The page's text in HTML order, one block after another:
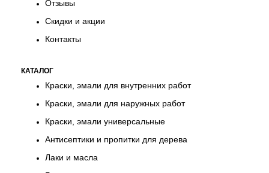
Отзывы
Скидки и акции
Контакты
КАТАЛОГ
Краски, эмали для внутренних работ
Краски, эмали для наружных работ
Краски, эмали универсальные
Антисептики и пропитки для дерева
Лаки и масла